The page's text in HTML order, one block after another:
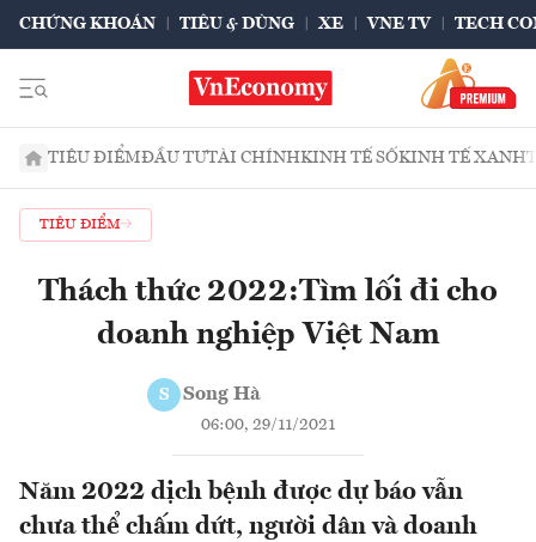
CHỨNG KHOÁN TIÊU & DÙNG XE VNE TV TECH
TIÊU ĐIỂMĐẦU TƯTÀI CHÍNHKINH TẾ SỐKINH TẾ XANH
TIÊU ĐIỂM
Thách thức 2022:Tìm lối đi cho
doanh nghiệp Việt Nam
S Song Hà
06:00, 29/11/2021
Năm 2022 dịch bệnh được dự báo vẫn
chưa thể chấm dứt, người dân và doanh